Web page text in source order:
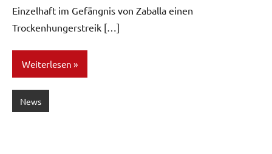
Einzelhaft im Gefängnis von Zaballa einen
Trockenhungerstreik […]
Weiterlesen
News